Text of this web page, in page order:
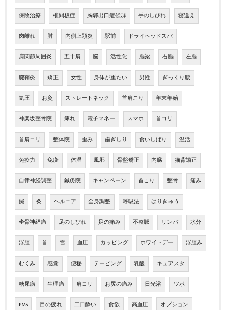
保険治療 椎間板症 胸郭出口症候群 手のしびれ 寝違え
肉離れ 肘 内側上顆炎 駅前 ドライヘッドスパ
肩関節周囲炎 五十肩 脳 活性化 脳梁 右脳 左脳
腱鞘炎 矯正 女性 身体が重たい 男性 ぎっくり腰
気圧 お灸 ストレートネック 首肩こり 年末年始
神楽坂整骨院 痺れ 電子マネー スマホ 首コリ
首肩コリ 整体院 歪み 歯ぎしり 食いしばり 温活
免疫力 免疫 体温 風邪 骨盤矯正 内臓 猫背矯正
自律神経調整 鍼灸院 キャンペーン 首こり 整骨 痛み
鍼 灸 ヘルニア 全身調整 呼吸法 はりきゅう
坐骨神経痛 足のしびれ 足の痛み 不整脈 リンパ 水分
浮腫 首 雪 血圧 カッピング ホワイトデー 浮腫み
むくみ 感覚 便秘 テーピング 乳酸 キュアスタ
糖尿病 生理痛 肩コリ お尻の痛み 日光浴 ツボ
PMS 目の疲れ 二日酔い 食欲 高血圧 オプション